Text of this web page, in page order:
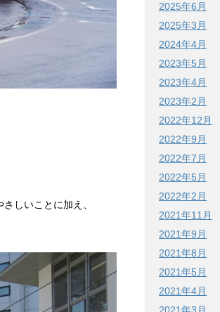
しいことに加え、
2025年6月
2025年3月
2024年4月
2023年5月
2023年4月
2023年2月
2022年12月
2022年9月
2022年7月
2022年5月
2022年2月
2021年11月
2021年9月
2021年8月
2021年5月
2021年4月